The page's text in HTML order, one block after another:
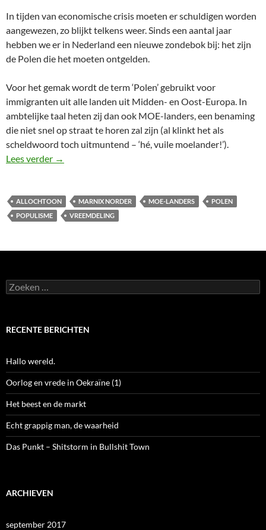
In tijden van economische crisis moeten er schuldigen worden
aangewezen, zo blijkt telkens weer. Sinds een aantal jaar
hebben we er in Nederland een nieuwe zondebok bij: het zijn
de Polen die het moeten ontgelden.
Voor het gemak wordt de term ‘Polen’ gebruikt voor
immigranten uit alle landen uit Midden- en Oost-Europa. In
ambtelijke taal heten zij dan ook MOE-landers, een benaming
die niet snel op straat te horen zal zijn (al klinkt het als
scheldwoord toch uitmuntend – ‘hé, vuile moelander!’).
Lees verder Allochtoon
→
ALLOCHTOON MARNIX NORDER MOE-LANDERS
POLEN
POPULISME
VREEMDELING
Zoeken
naar:
RECENTE BERICHTEN
Hallo wereld.
Oorlog en vrede in Oekraïne (1)
Het beest en de markt
Echt grappig man, de waarheid
Das Punkt – Shitstorm in Bullshit Town
ARCHIEVEN
september 2017